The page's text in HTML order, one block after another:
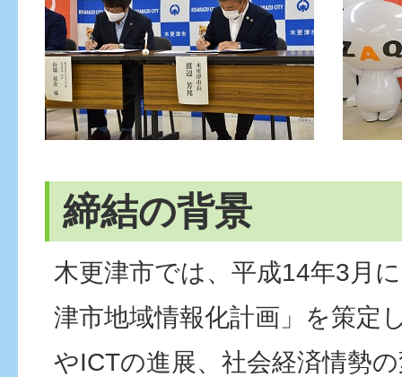
締結の背景
木更津市では、平成14年3月
津市地域情報化計画」を策定
やICTの進展、社会経済情勢